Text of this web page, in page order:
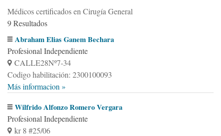
Médicos certificados en Cirugía General
9 Resultados
Abraham Elias Ganem Bechara
Profesional Independiente
CALLE28Nº7-34
Codigo habilitación: 2300100093
Más informacion »
Wilfrido Alfonzo Romero Vergara
Profesional Independiente
kr 8 #25/06